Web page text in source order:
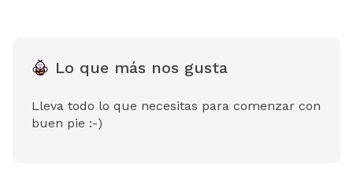
Lo que más nos gusta
Lleva todo lo que necesitas para comenzar con
buen pie :-)